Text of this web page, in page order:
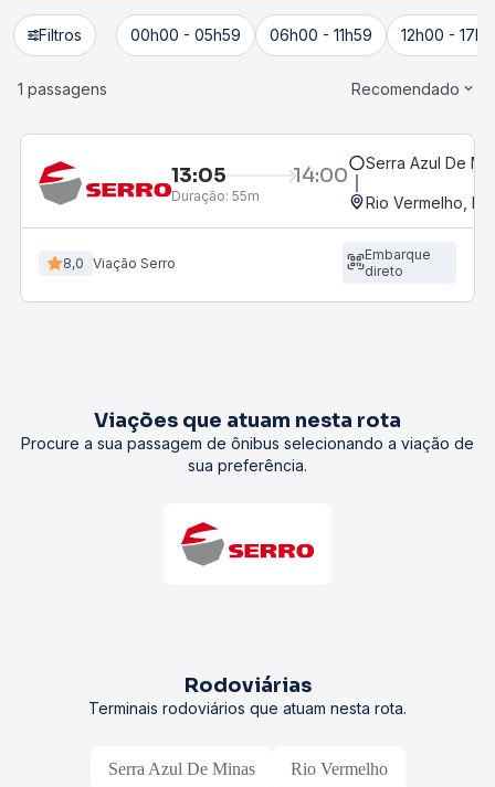
Filtros 00h00 - 05h59 06h00 - 11h59 12h00 -
1 passagens Recomendado
13:05 14:00
Duração: 55m
Serra Azul De
Rio Vermelho, MG
8,0 Viação Serro
Embarque
direto
Viações que atuam nesta rota
Procure a sua passagem de ônibus selecionando a viação de
sua preferência.
Rodoviárias
Terminais rodoviários que atuam nesta rota.
Serra Azul De Minas Rio Vermelho